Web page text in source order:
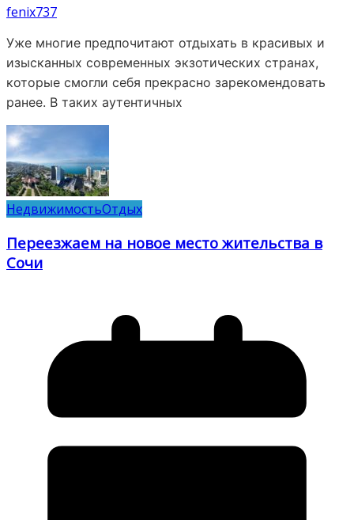
fenix737
Уже многие предпочитают отдыхать в красивых и
изысканных современных экзотических странах,
которые смогли себя прекрасно зарекомендовать
ранее. В таких аутентичных
НедвижимостьОтдых
Переезжаем на новое место жительства в
Сочи